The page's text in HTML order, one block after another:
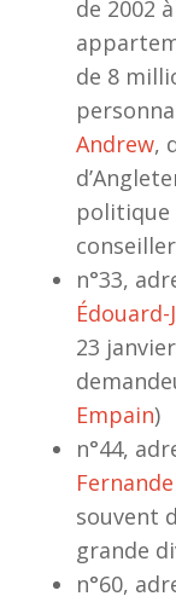
de 2002
de 8
Andrew,
politique
n°33,
Édouard-
23
Empain)
n°44,
souvent
grande
n°60,